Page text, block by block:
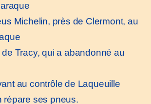
Michelin, près de Clermont, au
Tracy, qui a abandonné au
au contrôle de Laqueuille
répare ses pneus.